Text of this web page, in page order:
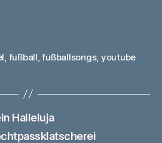
fußball ,fußballsongs, youtube
Halleluja